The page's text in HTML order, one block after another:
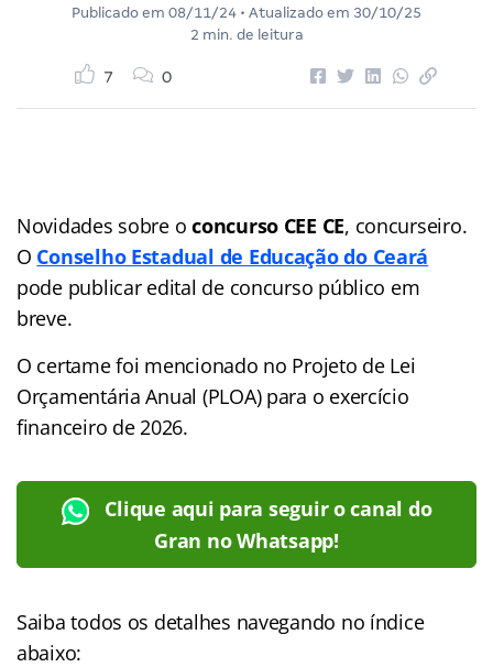
Publicado em 08/11/24 • Atualizado em 30/10/25
2 min. de leitura
7 0
Novidades sobre oconcurso CEE CE, concurseiro.
O Conselho Estadual de Educação do Ceará
pode publicar edital de concurso público em
breve.
O certame foi mencionado no Projeto de Lei
Orçamentária Anual (PLOA) para o exercício
financeiro de 2026.
Clique aqui para seguir o canal do
Gran no Whatsapp!
Saiba todos os detalhes navegando no índice
abaixo: